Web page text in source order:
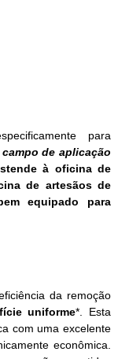
para
campo de aplicação
à oficina de
de artesãos de
equipado para
da remoção
uniforme*. Esta
com uma excelente
econômica.